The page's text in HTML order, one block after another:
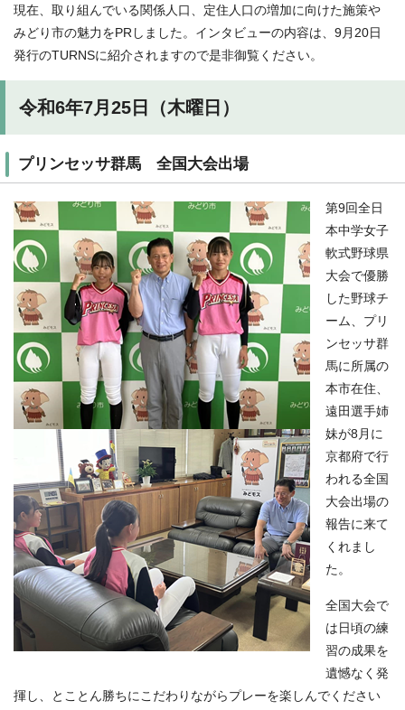
現在、取り組んでいる関係人口、定住人口の増加に向けた施策や
みどり市の魅力をPRしました。インタビューの内容は、9月20日
発行のTURNSに紹介されますので是非御覧ください。
令和6年7月25日（木曜日）
プリンセッサ群馬 全国大会出場
第9回全日
本中学女子
軟式野球県
大会で優勝
した野球チ
ーム、プリ
ンセッサ群
馬に所属の
本市在住、
遠田選手姉
妹が8月に
京都府で行
われる全国
大会出場の
報告に来て
くれまし
た。
全国大会で
は日頃の練
習の成果を
遺憾なく発
揮し、とことん勝ちにこだわりながらプレーを楽しんでください